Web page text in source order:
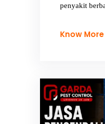
penyakit
Know More